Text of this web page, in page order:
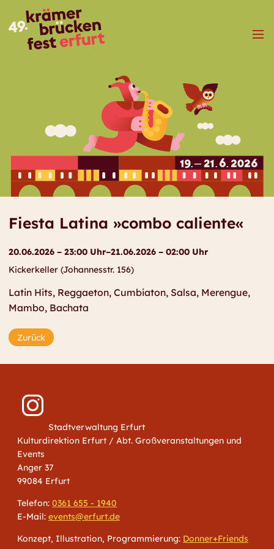
Menü
Fiesta Latina »combo caliente«
20.06.2026 – 23:00 Uhr–21.06.2026 – 02:00 Uhr
Kickerkeller (Johannesstr. 156)
Latin Hits, Reggaeton, Cumbiaton, Salsa, Merengue,
Mambo, Bachata
Zurück
Stadtverwaltung Erfurt
Kulturdirektion Erfurt / Abt. Großveranstaltungen und
Events
Anger 37
99084 Erfurt
Telefon: 0361 655 - 1940
E-Mail: events@erfurt.de
Konzept, Illustration, Programmierung: Donner+Friends